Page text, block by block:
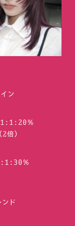
ン
％
）
％
ド